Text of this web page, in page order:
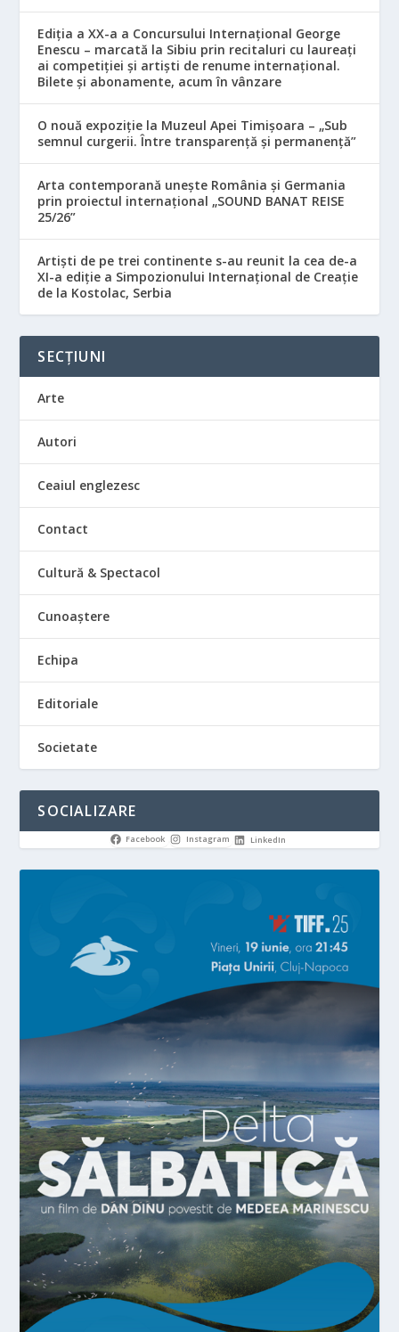
Ediția a XX-a a Concursului Internațional George
Enescu – marcată la Sibiu prin recitaluri cu laureați
ai competiției și artiști de renume internațional.
Bilete și abonamente, acum în vânzare
O nouă expoziție la Muzeul Apei Timișoara – „Sub
semnul curgerii. Între transparență și permanență”
Arta contemporană unește România și Germania
prin proiectul internațional „SOUND BANAT REISE
25/26”
Artiști de pe trei continente s-au reunit la cea de-a
XI-a ediție a Simpozionului Internațional de Creație
de la Kostolac, Serbia
SECȚIUNI
Arte
Autori
Ceaiul englezesc
Contact
Cultură & Spectacol
Cunoaștere
Echipa
Editoriale
Societate
SOCIALIZARE
Facebook Instagram LinkedIn